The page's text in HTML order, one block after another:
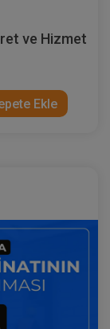
ve Hizmet
Ekle